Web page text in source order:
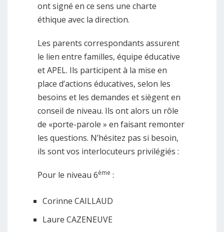
ont signé en ce sens une charte
éthique avec la direction.
Les parents correspondants assurent
le lien entre familles, équipe éducative
et APEL. Ils participent à la mise en
place d’actions éducatives, selon les
besoins et les demandes et siègent en
conseil de niveau. Ils ont alors un rôle
de «porte-parole » en faisant remonter
les questions. N’hésitez pas si besoin,
ils sont vos interlocuteurs privilégiés :
Pour le niveau 6ème :
Corinne CAILLAUD
Laure CAZENEUVE